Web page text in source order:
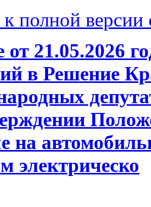
полной версии
от 21.05.2026
в Решение
на
электрическо